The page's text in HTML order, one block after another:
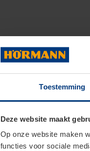
Toestemming
Deze website maakt
Op onze website maken
functies voor sociale